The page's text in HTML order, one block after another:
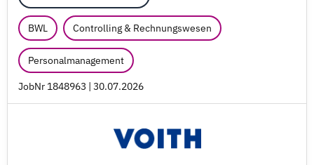
BWL Controlling & Rechnungswesen
Personalmanagement
JobNr 1848963 | 30.07.2026